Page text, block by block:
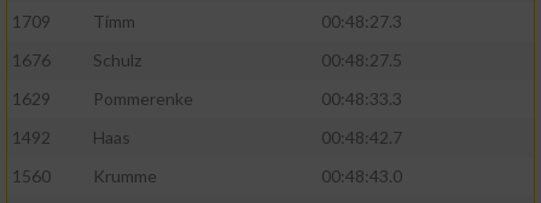
1709
Timm
00:48:27.3
1676
Schulz
00:48:27.5
1629
Pommerenke
00:48:33.3
1492
Haas
00:48:42.7
1560
Krumme
00:48:43.0